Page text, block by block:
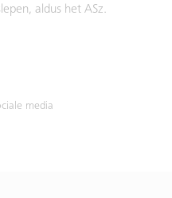
aldus het ASz.
media